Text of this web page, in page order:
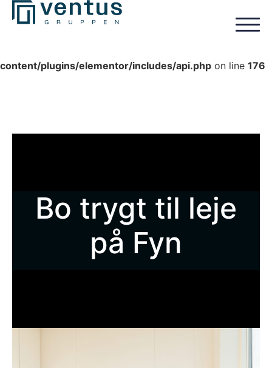
Deprecated : Automatic conversion of false to array is
content/plugins/elementor/includes/api.php on line 176
Bo trygt til leje
på Fyn